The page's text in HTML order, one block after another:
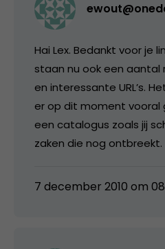
Hai Lex. Bedankt voor je
staan nu ook een
en interessante URL’s.
er op dit moment vooral
een catalogus zoals jij
zaken die nog ontbreekt.
7 december 2010 om